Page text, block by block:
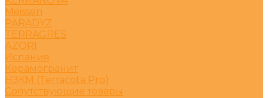
Meissen
PARADYZ
TERRAGRES
АZORI
Испания
Керамогранит
НЗКМ (Terracota Pro)
Сопутствующие товары